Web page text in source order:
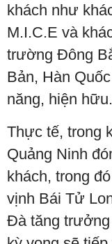
khách như
M.I.C.E và
trường Đông
Bản, Hàn
năng, hiện hữu.
Thực tế, trong
Quảng Ninh
khách, trong
vịnh Bái Tử
Đà tăng